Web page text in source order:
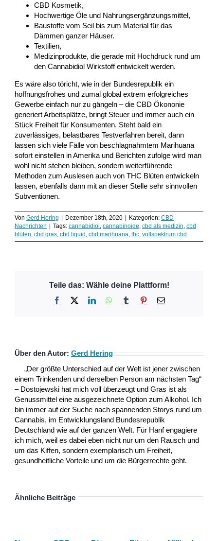
CBD Kosmetik,
Hochwertige Öle und Nahrungsergänzungsmittel,
Baustoffe vom Seil bis zum Material für das
Dämmen ganzer Häuser.
Textilien,
Medizinprodukte, die gerade mit Hochdruck rund um
den Cannabidiol Wirkstoff entwickelt werden.
Es wäre also töricht, wie in der Bundesrepublik ein
hoffnungsfrohes und zumal global extrem erfolgreiches
Gewerbe einfach nur zu gängeln – die CBD Ökononie
generiert Arbeitsplätze, bringt Steuer und immer auch ein
Stück Freiheit für Konsumenten. Steht bald ein
zuverlässiges, belastbares Testverfahren bereit, dann
lassen sich viele Fälle von beschlagnahmtem Marihuana
sofort einstellen in Amerika und Berichten zufolge wird man
wohl nicht stehen bleiben, sondern weiterführende
Methoden zum Auslesen auch von THC Blüten entwickeln
lassen, ebenfalls dann mit an dieser Stelle sehr sinnvollen
Subventionen.
Von Gerd Hering | Dezember 18th, 2020 | Kategorien: CBD
Nachrichten | Tags: cannabidiol, cannabinoide, cbd als medizin, cbd
blüten, cbd gras, cbd liquid, cbd marihuana, thc, vollspektrum cbd
Teile das: Wähle deine Plattform!
Facebook LinkedInWhatsApp
Tumblr Pinterest
E-
Über den Autor: Gerd Hering
„Der größte Unterschied auf der Welt ist jener zwischen
einem Trinkenden und derselben Person am nächsten Tag“
– Dostojewski hat mich voll überzeugt und Gras ist als
Genussmittel eine ausgezeichnete Option zum Alkohol. Ich
bin immer auf der Suche nach spannenden Storys rund um
Cannabis, im Entwicklungsland Bundesrepublik
Deutschland wie auf der ganzen Welt. Für Hanf engagiere
ich mich, weil es dabei eben nicht nur um den Rausch und
um das Kiffen, sondern exemplarisch um Freiheit,
gesundheitliche Vorteile und um die Bürgerrechte geht.
Ähnliche Beiträge